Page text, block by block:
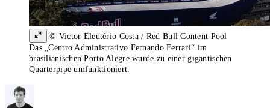
© Victor Eleutério Costa / Red Bull Content Pool
Das „Centro Administrativo Fernando Ferrari“ im
brasilianischen Porto Alegre wurde zu einer gigantischen
Quarterpipe umfunktioniert.